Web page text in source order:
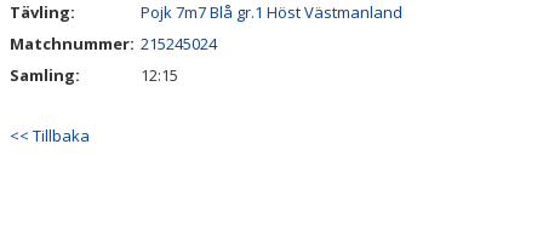
Tävling:
Pojk 7m7 Blå gr.1 Höst Västmanland
Matchnummer: 215245024
Samling:
12:15
<< Tillbaka